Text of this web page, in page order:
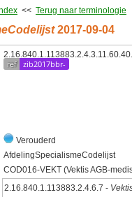
<< Terug naar terminologie
2017‑09‑04
ref zib2017bbr-
Verouderd
AfdelingSpecialismeCodelijst
COD016-VEKT (Vektis AGB-
2.16.840.1.113883.2.4.6.7 -